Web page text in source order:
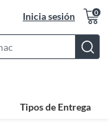
Inicia sesión 0
Bar
Tipos de Entrega